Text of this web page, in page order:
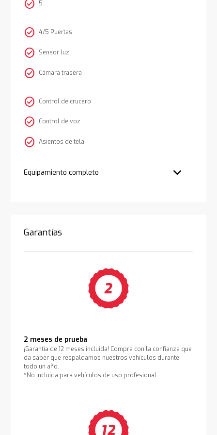
check_circle 5
check_circle 4/5 Puertas
check_circle Sensor luz
check_circle Cámara trasera
check_circle Control de crucero
check_circle Control de voz
check_circle Asientos de tela
Equipamiento completo
Garantías
2 meses de prueba
¡Garantía de 12 meses incluida! Compra con la confianza que
da saber que respaldamos nuestros vehículos durante
todo un año.
*No incluida para vehículos de uso profesional